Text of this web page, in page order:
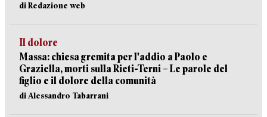
di Redazione web
Il dolore
Massa: chiesa gremita per l'addio a Paolo e
Graziella, morti sulla Rieti-Terni – Le parole del
figlio e il dolore della comunità
di Alessandro Tabarrani